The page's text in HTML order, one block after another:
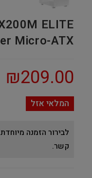
ELITE
Micro-ATX
₪209.00
המלאי אזל
לבירור הזמנה
קשר.